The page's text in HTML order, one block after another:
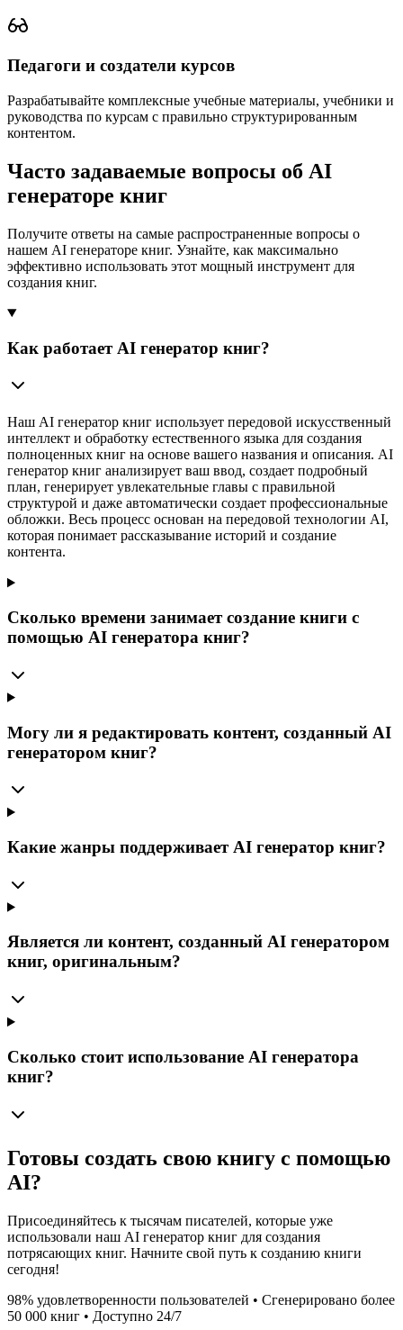
Педагоги и создатели курсов
Разрабатывайте комплексные учебные материалы, учебники и
руководства по курсам с правильно структурированным
контентом.
Часто задаваемые вопросы об AI
генераторе книг
Получите ответы на самые распространенные вопросы о
нашем AI генераторе книг. Узнайте, как максимально
эффективно использовать этот мощный инструмент для
создания книг.
Как работает AI генератор книг?
Наш AI генератор книг использует передовой искусственный
интеллект и обработку естественного языка для создания
полноценных книг на основе вашего названия и описания. AI
генератор книг анализирует ваш ввод, создает подробный
план, генерирует увлекательные главы с правильной
структурой и даже автоматически создает профессиональные
обложки. Весь процесс основан на передовой технологии AI,
которая понимает рассказывание историй и создание
контента.
Сколько времени занимает создание книги с
помощью AI генератора книг?
Могу ли я редактировать контент, созданный AI
генератором книг?
Какие жанры поддерживает AI генератор книг?
Является ли контент, созданный AI генератором
книг, оригинальным?
Сколько стоит использование AI генератора
книг?
Готовы создать свою книгу с помощью
AI?
Присоединяйтесь к тысячам писателей, которые уже
использовали наш AI генератор книг для создания
потрясающих книг. Начните свой путь к созданию книги
сегодня!
98% удовлетворенности пользователей • Сгенерировано более
50 000 книг • Доступно 24/7